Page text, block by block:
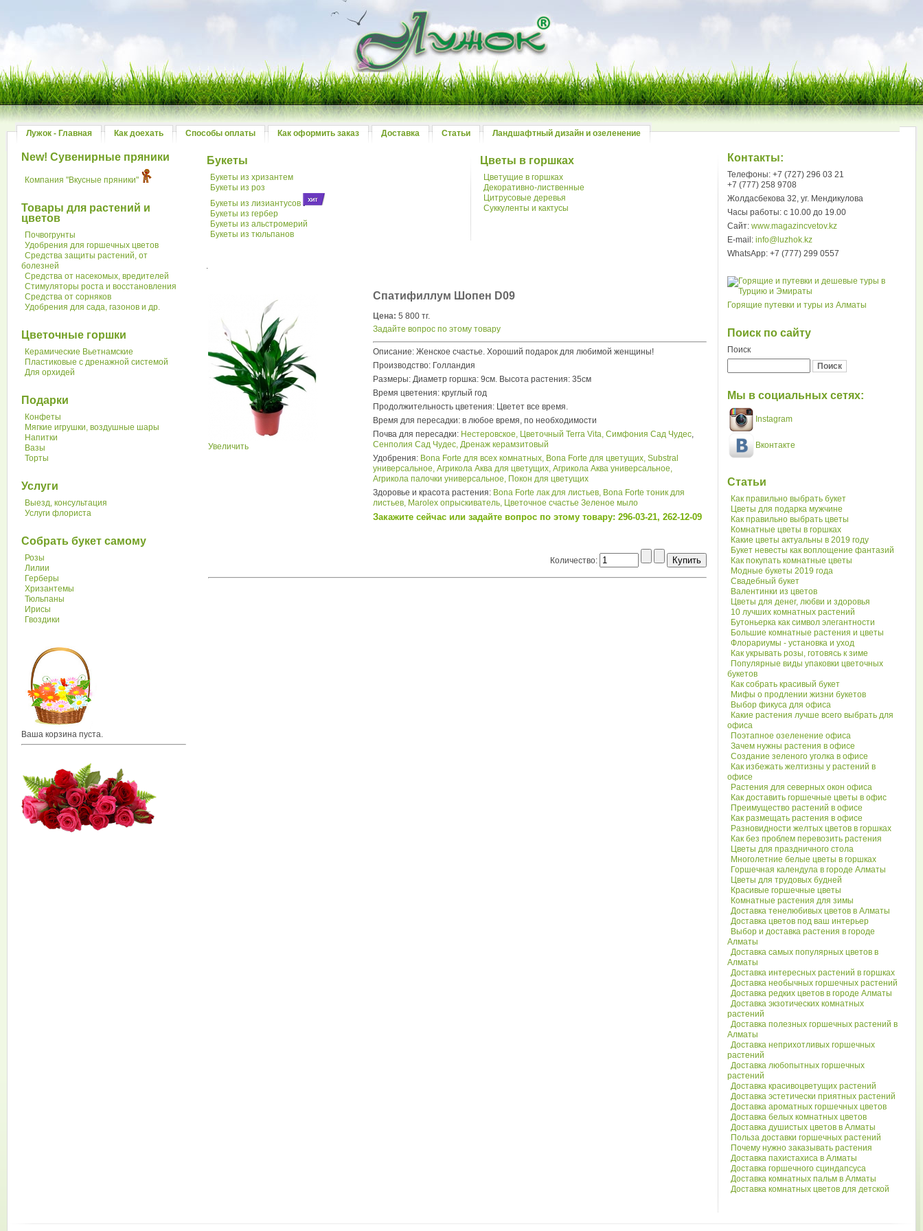
Лужок - Главная Как доехать Способы оплаты Как оформить заказ Доставка Статьи Ландшафтный дизайн и озеленение
New! Сувенирные пряники
Компания "Вкусные пряники"
Товары для растений и
цветов
Почвогрунты
Удобрения для горшечных цветов
Средства защиты растений, от
болезней
Средства от насекомых, вредителей
Стимуляторы роста и восстановления
Средства от сорняков
Удобрения для сада, газонов и др.
Цветочные горшки
Керамические Вьетнамские
Пластиковые с дренажной системой
Для орхидей
Подарки
Конфеты
Мягкие игрушки, воздушные шары
Напитки
Вазы
Торты
Услуги
Выезд, консультация
Услуги флориста
Собрать букет самому
Розы
Лилии
Герберы
Хризантемы
Тюльпаны
Ирисы
Гвоздики
Ваша корзина пуста.
Букеты
Букеты из хризантем
Букеты из роз
Букеты из лизиантусов
Букеты из гербер
Букеты из альстромерий
Букеты из тюльпанов
Цветы в горшках
Цветущие в горшках
Декоративно-лиственные
Цитрусовые деревья
Суккуленты и кактусы
.
Увеличить
Спатифиллум Шопен D09
Цена:5 800 тг.
Задайте вопрос по этому товару
Описание: Женское счастье. Хороший подарок для любимой женщины!
Производство: Голландия
Размеры: Диаметр горшка: 9см. Высота растения: 35см
Время цветения: круглый год
Продолжительность цветения: Цветет все время.
Время для пересадки: в любое время, по необходимости
Почва для пересадки: Нестеровское, Цветочный Terra Vita, Симфония Сад Чудес,
Сенполия Сад Чудес, Дренаж керамзитовый
Удобрения: Bona Forte для всех комнатных, Bona Forte для цветущих, Substral
универсальное, Агрикола Аква для цветущих, Агрикола Аква универсальное,
Агрикола палочки универсальное, Покон для цветущих
Здоровье и красота растения: Bona Forte лак для листьев, Bona Forte тоник для
листьев, Marolex опрыскиватель, Цветочное счастье Зеленое мыло
Закажите сейчас или задайте вопрос по этому товару: 296-03-21, 262-12-09
Количество:
Контакты:
Телефоны: +7 (727) 296 03 21
+7 (777) 258 9708
Жолдасбекова 32, уг. Мендикулова
Часы работы: с 10.00 до 19.00
Сайт:www.magazincvetov.kz
E-mail:info@luzhok.kz
WhatsApp: +7 (777) 299 0557
Горящие путевки и туры из Алматы
Поиск по сайту
Поиск
Мы в социальных сетях:
Instagram
Вконтакте
Статьи
Как правильно выбрать букет
Цветы для подарка мужчине
Как правильно выбрать цветы
Комнатные цветы в горшках
Какие цветы актуальны в 2019 году
Букет невесты как воплощение фантазий
Как покупать комнатные цветы
Модные букеты 2019 года
Свадебный букет
Валентинки из цветов
Цветы для денег, любви и здоровья
10 лучших комнатных растений
Бутоньерка как символ элегантности
Большие комнатные растения и цветы
Флорариумы - установка и уход
Как укрывать розы, готовясь к зиме
Популярные виды упаковки цветочных
букетов
Как собрать красивый букет
Мифы о продлении жизни букетов
Выбор фикуса для офиса
Какие растения лучше всего выбрать для
офиса
Поэтапное озеленение офиса
Зачем нужны растения в офисе
Создание зеленого уголка в офисе
Как избежать желтизны у растений в
офисе
Растения для северных окон офиса
Как доставить горшечные цветы в офис
Преимущество растений в офисе
Как размещать растения в офисе
Разновидности желтых цветов в горшках
Как без проблем перевозить растения
Цветы для праздничного стола
Многолетние белые цветы в горшках
Горшечная календула в городе Алматы
Цветы для трудовых будней
Красивые горшечные цветы
Комнатные растения для зимы
Доставка тенелюбивых цветов в Алматы
Доставка цветов под ваш интерьер
Выбор и доставка растения в городе
Алматы
Доставка самых популярных цветов в
Алматы
Доставка интересных растений в горшках
Доставка необычных горшечных растений
Доставка редких цветов в городе Алматы
Доставка экзотических комнатных
растений
Доставка полезных горшечных растений в
Алматы
Доставка неприхотливых горшечных
растений
Доставка любопытных горшечных
растений
Доставка красивоцветущих растений
Доставка эстетически приятных растений
Доставка ароматных горшечных цветов
Доставка белых комнатных цветов
Доставка душистых цветов в Алматы
Польза доставки горшечных растений
Почему нужно заказывать растения
Доставка пахистахиса в Алматы
Доставка горшечного сциндапсуса
Доставка комнатных пальм в Алматы
Доставка комнатных цветов для детской